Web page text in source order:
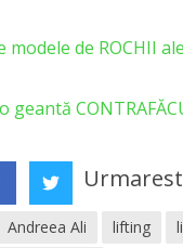
de ROCHII
geantă
Andreea Ali lifting